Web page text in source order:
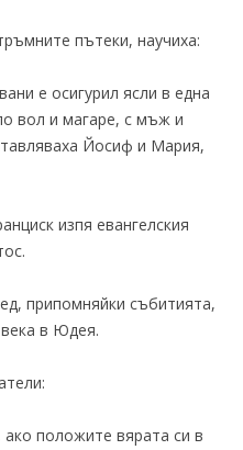
пътеки, научиха:
е осигурил ясли в една
вол и магаре, с мъж и
Йосиф и Мария,
изпя евангелския
припомняйки събитията,
века в Юдея.
положите вярата си в